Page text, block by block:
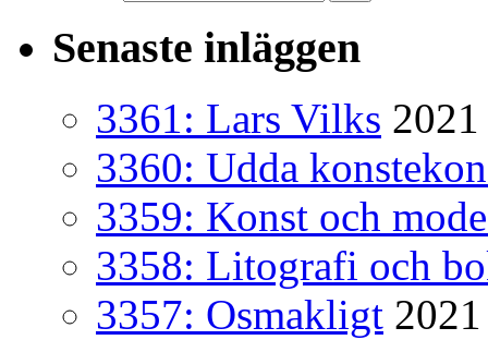
Senaste inläggen
3361: Lars Vilks
3360: Udda
3359: Konst och
3358: Litografi och
3357: Osmakligt